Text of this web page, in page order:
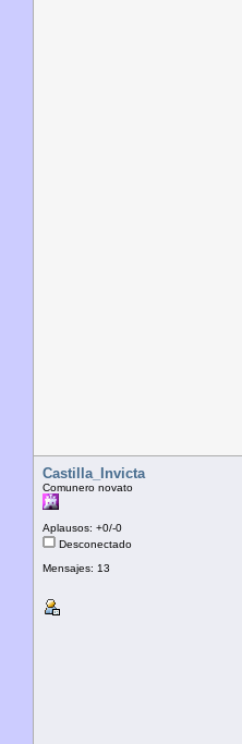
Castilla_Invicta
Comunero novato
Aplausos: +0/-0
Desconectado
Mensajes: 13